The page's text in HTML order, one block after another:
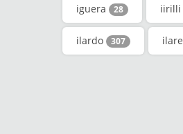
iguera 28 iirilli
ilardo 307 ilare